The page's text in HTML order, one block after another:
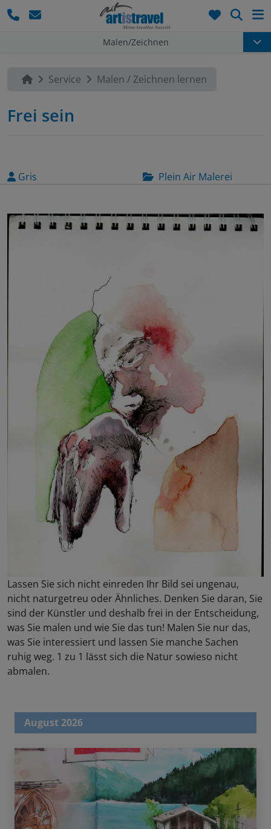
Malen/Zeichnen
Service Malen / Zeichnen lernen
Frei sein
Gris Plein Air Malerei
Lassen Sie sich nicht einreden Ihr Bild sei ungenau,
nicht naturgetreu oder Ähnliches. Denken Sie daran, Sie
sind der Künstler und deshalb frei in der Entscheidung,
was Sie malen und wie Sie das tun! Malen Sie nur das,
was Sie interessiert und lassen Sie manche Sachen
ruhig weg. 1 zu 1 lässt sich die Natur sowieso nicht
abmalen.
August 2026